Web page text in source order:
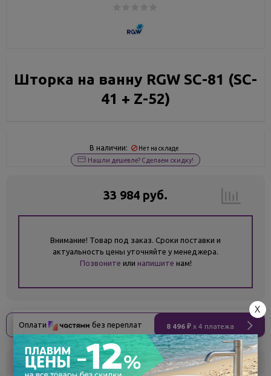
Шторка на ванну RGW SC-81 (SC-
41 + Z-52)
В наличии: Нет на складе
Нашли дешевле? Сделаем скидку!
33 984 руб.
Внимание! Товар под заказ. Сроки поставки и
актуальность цены уточняйте у менеджера.
Позвоните или напишите нам!
Оплати без переплат 8 496 ₽ x 4 платежа
Склад Кол-во Срок поставки
X